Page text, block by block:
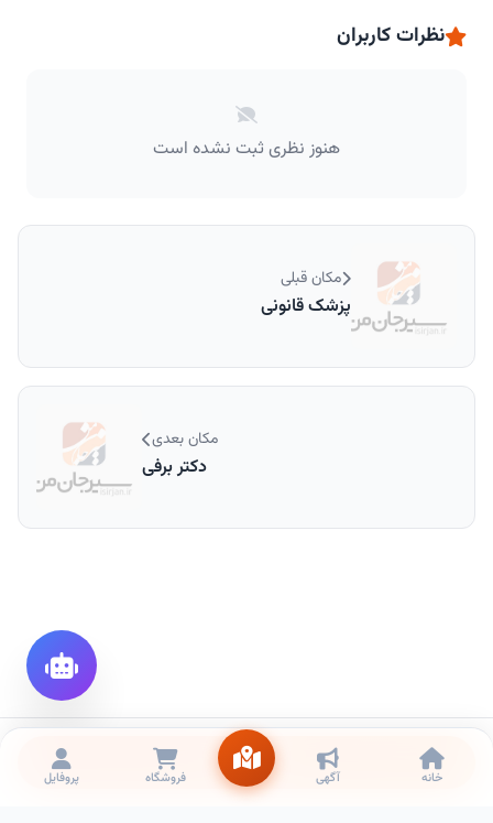
نظرات کاربران
هنوز نظری ثبت نشده است
مکان قبلی
پزشک قانونی
مکان بعدی
دکتر برفی
تماس
خانه آگهی فروشگاه پروفایل